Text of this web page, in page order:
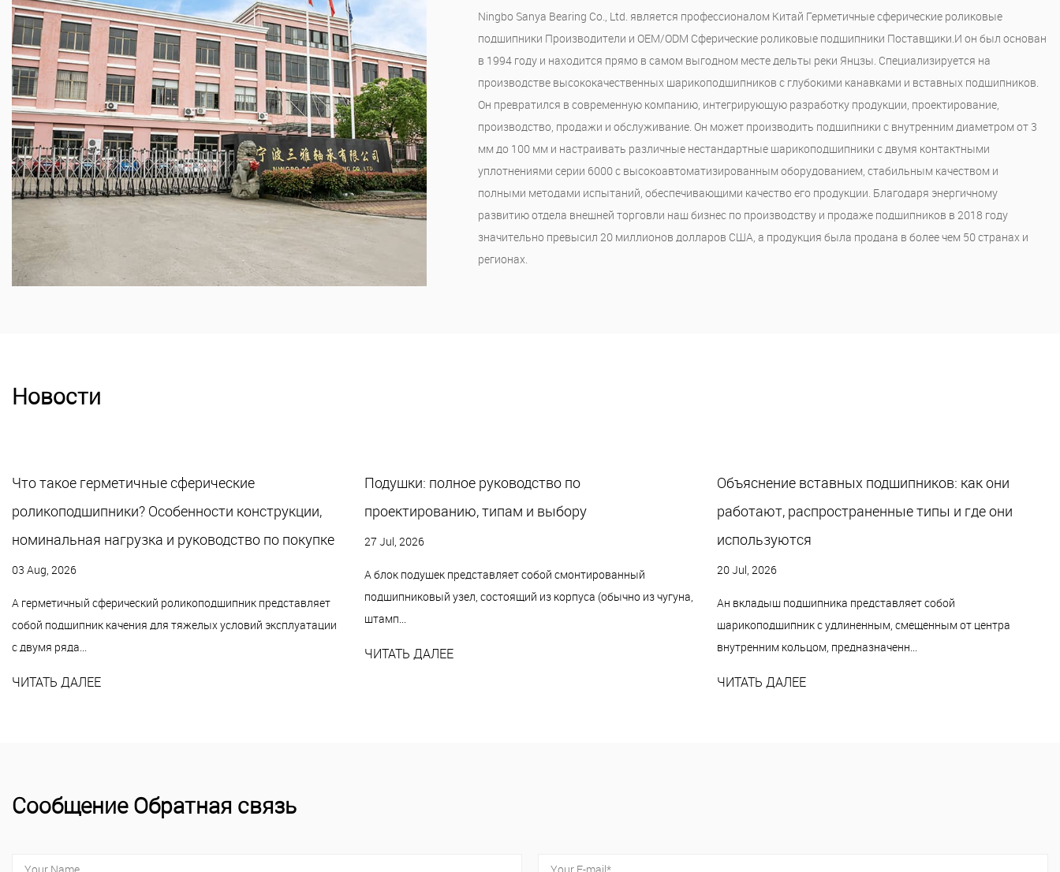
Ningbo Sanya Bearing Co., Ltd. является профессионалом Китай Герметичные сферические роликовые
подшипники Производители иOEM/ODM Сферические роликовые подшипники Поставщики .И он был основан
в 1994 году и находится прямо в самом выгодном месте дельты реки Янцзы. Специализируется на
производстве высококачественных шарикоподшипников с глубокими канавками и вставных подшипников.
Он превратился в современную компанию, интегрирующую разработку продукции, проектирование,
производство, продажи и обслуживание. Он может производить подшипники с внутренним диаметром от 3
мм до 100 мм и настраивать различные нестандартные шарикоподшипники с двумя контактными
уплотнениями серии 6000 с высокоавтоматизированным оборудованием, стабильным качеством и
полными методами испытаний, обеспечивающими качество его продукции. Благодаря энергичному
развитию отдела внешней торговли наш бизнес по производству и продаже подшипников в 2018 году
значительно превысил 20 миллионов долларов США, а продукция была продана в более чем 50 странах и
регионах.
Новости
Что такое герметичные сферические
роликоподшипники? Особенности конструкции,
номинальная нагрузка и руководство по покупке
03 Aug, 2026
A герметичный сферический роликоподшипник представляет
собой подшипник качения для тяжелых условий эксплуатации
с двумя ряда...
ЧИТАТЬ ДАЛЕЕ
Подушки: полное руководство по
проектированию, типам и выбору
27 Jul, 2026
A блок подушек представляет собой смонтированный
подшипниковый узел, состоящий из корпуса (обычно из чугуна,
штамп...
ЧИТАТЬ ДАЛЕЕ
Объяснение вставных подшипников: как они
работают, распространенные типы и где они
используются
20 Jul, 2026
Ан вкладыш подшипника представляет собой
шарикоподшипник с удлиненным, смещенным от центра
внутренним кольцом, предназначенн...
ЧИТАТЬ ДАЛЕЕ
Сообщение Обратная связь